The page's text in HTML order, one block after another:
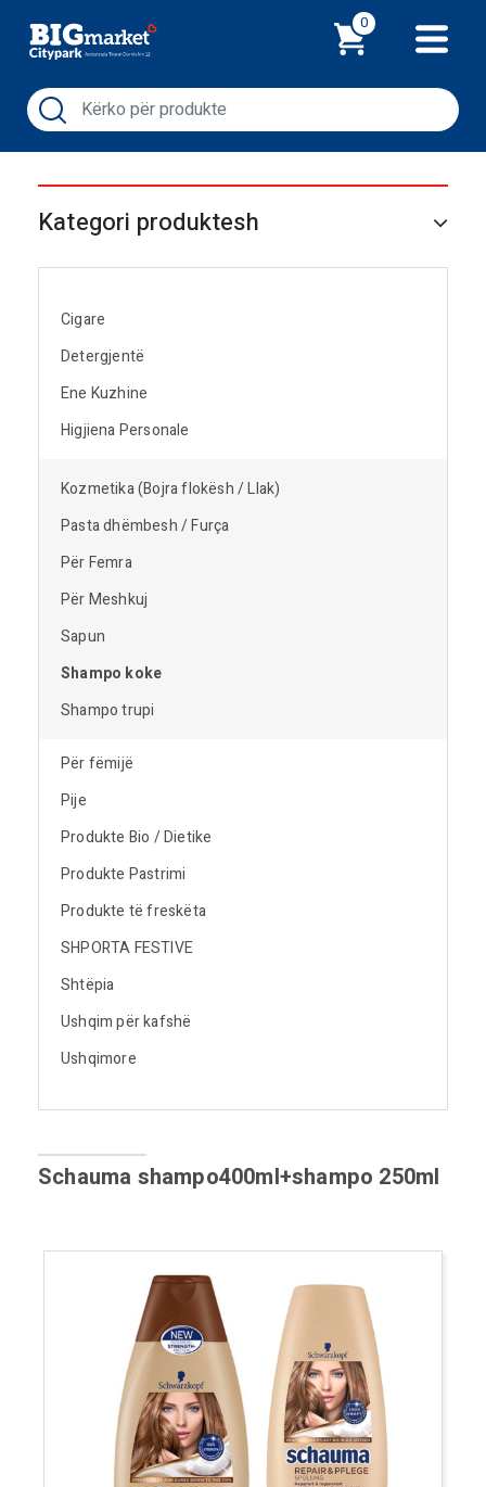
0
Kategori produktesh
Cigare
Detergjentë
Ene Kuzhine
Higjiena Personale
Kozmetika (Bojra flokësh / Llak)
Pasta dhëmbesh / Furça
Për Femra
Për Meshkuj
Sapun
Shampo koke
Shampo trupi
Për fëmijë
Pije
Produkte Bio / Dietike
Produkte Pastrimi
Produkte të freskëta
SHPORTA FESTIVE
Shtëpia
Ushqim për kafshë
Ushqimore
Schauma shampo400ml+shampo 250ml